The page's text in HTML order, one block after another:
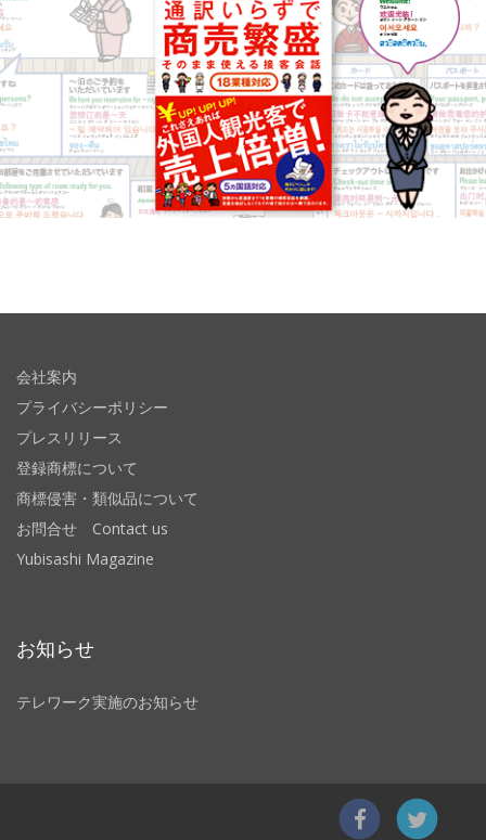
会社案内
プライバシーポリシー
プレスリリース
登録商標について
商標侵害・類似品について
お問合せ Contact us
Yubisashi Magazine
お知らせ
テレワーク実施のお知らせ